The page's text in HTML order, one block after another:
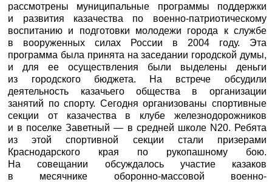
рассмотрены муниципальные программы поддержки
и развития казачества по военно-патриотическому
воспитанию и подготовки молодежи города к службе
в вооруженных силах России в 2004 году. Эта
программа была принята на заседании городской думы,
и для ее осуществления были выделены деньги
из городского бюджета. На встрече обсудили
деятельность казачьего общества в организации
занятий по спорту. Сегодня организованы спортивные
секции от казачества в клубе железнодорожников
и в поселке Заветный — в средней школе N20. Ребята
из этой спортивной секции стали призерами
Краснодарского края по рукопашному бою.
На совещании обсуждалось участие казаков
в месячнике оборонно-массовой военно-